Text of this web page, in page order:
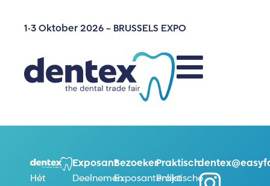
1-3 Oktober 2026 – BRUSSELS EXPO
Hét
Exposant
Deelnemen
Bezoeker
Exposantenlijst
Praktisch
Praktische